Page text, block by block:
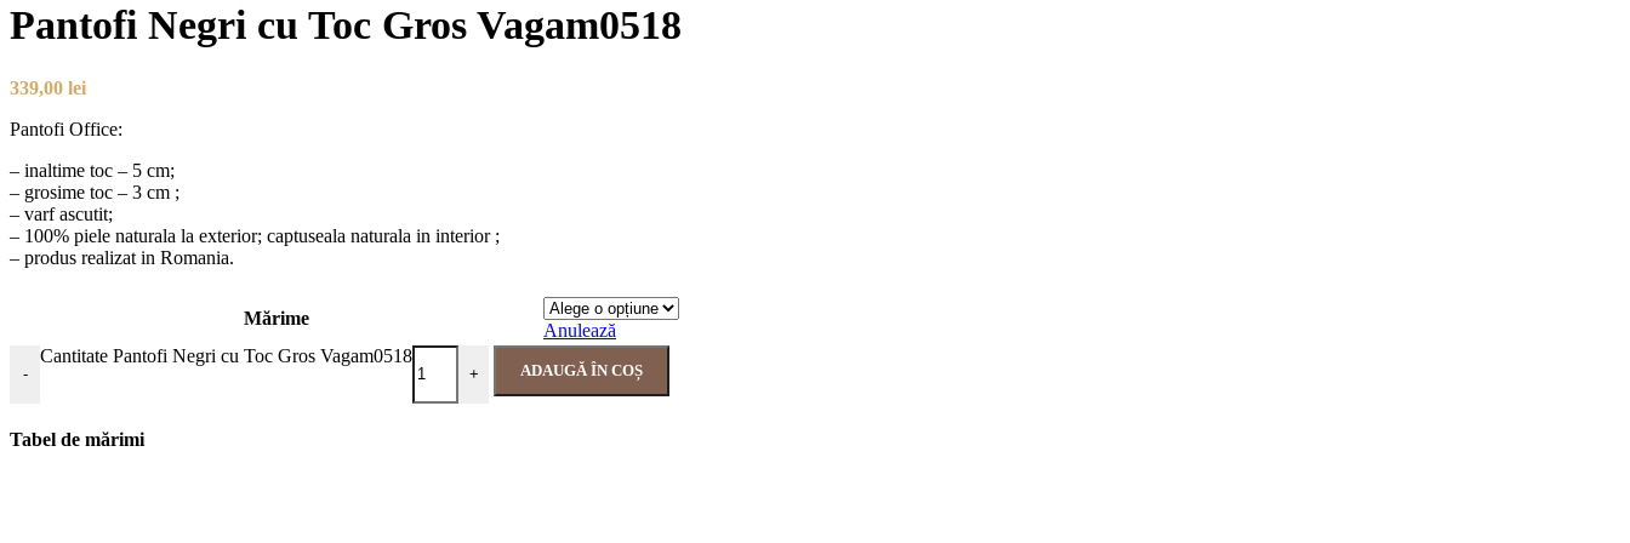
Pantofi Negri cu Toc Gros Vagam0518
339,00 lei
Pantofi Office:
– inaltime toc – 5 cm;
– grosime toc – 3 cm ;
– varf ascutit;
– 100% piele naturala la exterior; captuseala naturala in interior ;
– produs realizat in Romania.
Mărime
Anulează
-
Cantitate Pantofi Negri cu Toc Gros Vagam0518
+ ADAUGĂ ÎN COȘ
Tabel de mărimi